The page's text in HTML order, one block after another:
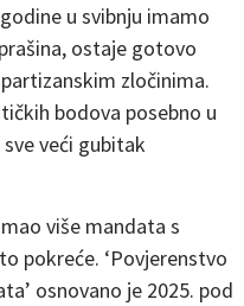
u svibnju imamo
ostaje gotovo
zločinima.
bodova posebno u
veći gubitak
više mandata s
pokreće. ‘Povjerenstvo
osnovano je 2025. pod